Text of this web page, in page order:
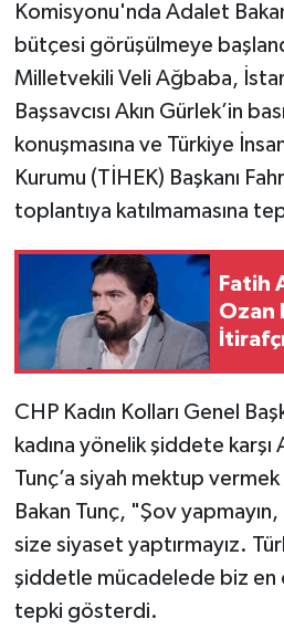
Komisyonu'nda Adalet
bütçesi görüşülmeye
Milletvekili Veli Ağbaba,
Başsavcısı Akın Gürlek’in
konuşmasına ve Türkiye
Kurumu (TİHEK) Başkanı
toplantıya katılmamasına
Fatih
Ozan
CHP Kadın Kolları Genel
kadına yönelik şiddete karşı
Tunç’a siyah mektup
Bakan Tunç, "Şov
size siyaset yaptırmayız.
şiddetle mücadelede biz en
tepki gösterdi.